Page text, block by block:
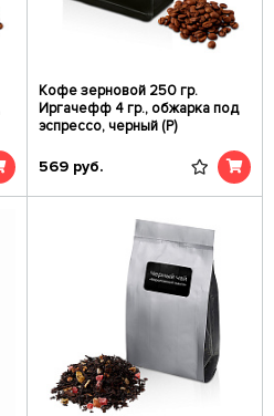
Кофе зерновой 250 гр.
Иргачефф 4 гр., обжарка под
эспрессо, черный (Р)
569 руб.